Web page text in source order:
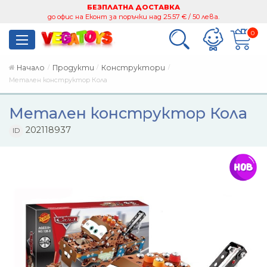
БЕЗПЛАТНА ДОСТАВКА
до офис на Еконт за поръчки над 25.57 € / 50 лева.
0
Начало Продукти Конструктори
Метален конструктор Кола
Метален конструктор Кола
ID 202118937